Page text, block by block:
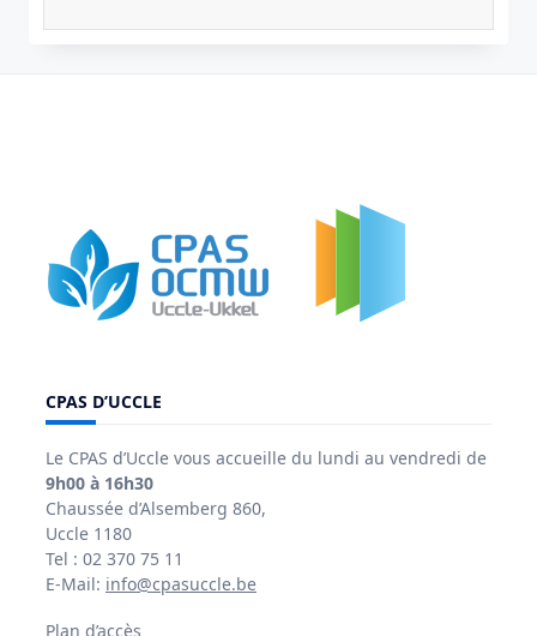
CPAS D’UCCLE
Le CPAS d’Uccle vous accueille du lundi au vendredi de
9h00 à 16h30
Chaussée d’Alsemberg 860,
Uccle 1180
Tel : 02 370 75 11
E-Mail: info@cpasuccle.be
Plan d’accès